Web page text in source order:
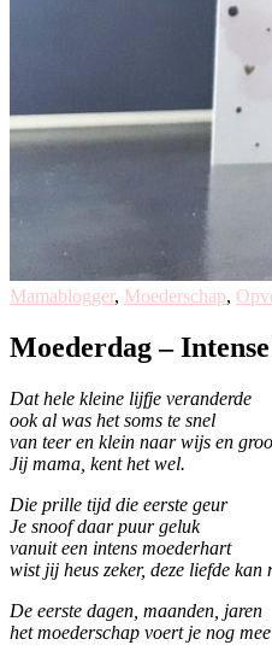
Mamablogger, Moederschap,
Moederdag –
Dat hele kleine lijfje veranderde
ook al was het soms te snel
van teer en klein naar wijs en
Jij mama, kent het wel.
Die prille tijd die eerste geur
Je snoof daar puur geluk
vanuit een intens moederhart
wist jij heus zeker, deze liefde kan
De eerste dagen, maanden, jaren
het moederschap voert je nog mee